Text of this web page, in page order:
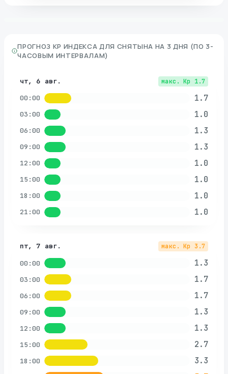
ПРОГНОЗ KP ИНДЕКСА ДЛЯ СНЯТЫНА НА 3 ДНЯ (ПО 3-
ЧАСОВЫМ ИНТЕРВАЛАМ)
чт, 6 авг. макс. Kp 1.7
00:00 1.7
03:00 1.0
06:00 1.3
09:00 1.3
12:00 1.0
15:00 1.0
18:00 1.0
21:00 1.0
пт, 7 авг. макс. Kp 3.7
00:00 1.3
03:00 1.7
06:00 1.7
09:00 1.3
12:00 1.3
15:00 2.7
18:00 3.3